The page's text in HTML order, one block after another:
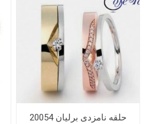
حلقه نامزدی برلیان 20054